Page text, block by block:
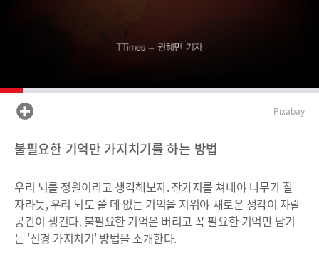
Pixabay
불필요한 기억만 가지치기를 하는 방법
우리 뇌를 정원이라고 생각해보자. 잔가지를 쳐내야 나무가 잘
자라듯, 우리 뇌도 쓸 데 없는 기억을 지워야 새로운 생각이 자랄
공간이 생긴다. 불필요한 기억은 버리고 꼭 필요한 기억만 남기
는 '신경 가지치기' 방법을 소개한다.